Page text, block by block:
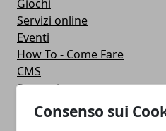
Consenso sui
Giochi
Servizi online
Eventi
How To - Come Fare
CMS
Smartphone
iPhone
Apple